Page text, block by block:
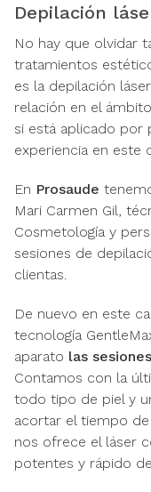
Depilación
No hay que olvidar
tratamientos
es la depilación
relación en el
si está aplicado por
experiencia en este
En Prosaude
Mari Carmen Gil,
Cosmetología y
sesiones de
clientas.
De nuevo en este
tecnología
aparato las
Contamos con la
todo tipo de piel y
acortar el tiempo de
nos ofrece el láser
potentes y rápido